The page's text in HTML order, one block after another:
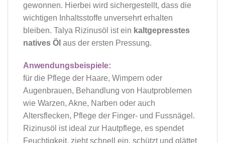
gewonnen. Hierbei wird sichergestellt, dass die
wichtigen Inhaltsstoffe unversehrt erhalten
bleiben. Talya Rizinusöl ist ein kaltgepresstes
natives Öl aus der ersten Pressung.
Anwendungsbeispiele:
für die Pflege der Haare, Wimpern oder
Augenbrauen, Behandlung von Hautproblemen
wie Warzen, Akne, Narben oder auch
Altersflecken, Pflege der Finger- und Fussnägel.
Rizinusöl ist ideal zur Hautpflege, es spendet
Feuchtigkeit, zieht schnell ein, schützt und glättet